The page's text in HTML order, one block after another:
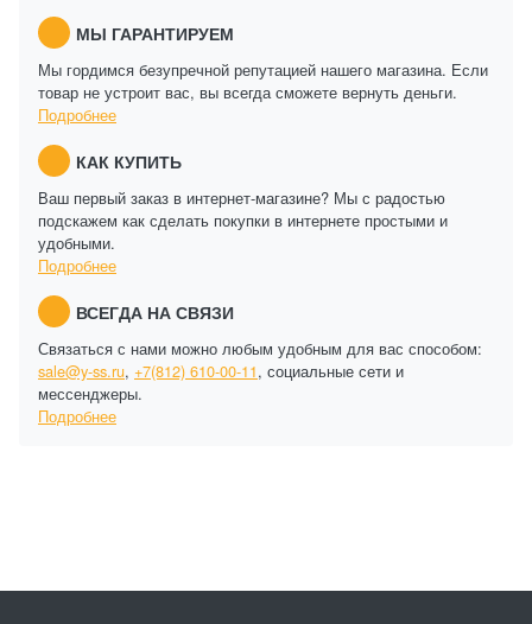
МЫ ГАРАНТИРУЕМ
Мы гордимся безупречной репутацией нашего магазина. Если
товар не устроит вас, вы всегда сможете вернуть деньги.
Подробнее
КАК КУПИТЬ
Ваш первый заказ в интернет-магазине? Мы с радостью
подскажем как сделать покупки в интернете простыми и
удобными.
Подробнее
ВСЕГДА НА СВЯЗИ
Связаться с нами можно любым удобным для вас способом:
sale@y-ss.ru, +7(812) 610-00-11, социальные сети и
мессенджеры.
Подробнее